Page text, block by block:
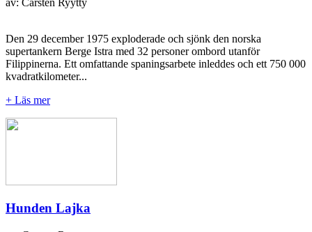
Den 29 december 1975 exploderade och sjönk den norska
supertankern Berge Istra med 32 personer ombord utanför
Filippinerna. Ett omfattande spaningsarbete inleddes och ett 750 000
kvadratkilometer...
+ Läs mer
Hunden Lajka